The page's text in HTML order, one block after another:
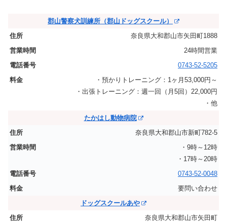
郡山警察犬訓練所（郡山ドッグスクール）
奈良県大和郡山市矢田町1888
24時間営業
0743-52-5205
・預かりトレーニング：1ヶ月53,000円～
・出張トレーニング：週一回（月5回）22,000円
・他
たかはし動物病院
奈良県大和郡山市新町782-5
・9時～12時
・17時～20時
0743-52-0048
要問い合わせ
ドッグスクールあや
奈良県大和郡山市矢田町